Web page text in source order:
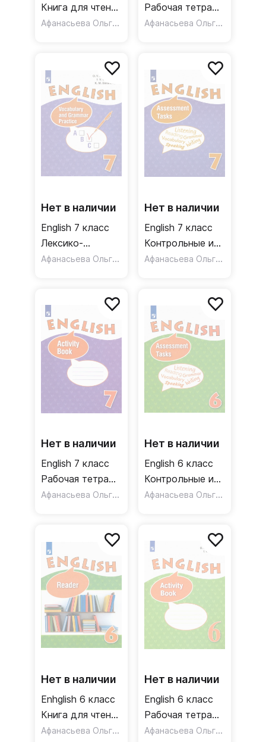
Книга для чтения
Углубленное
Афанасьева Ольга Васильевна
Рабочая тетрадь
Углубленный
Афанасьева Ольга Васильевна
Нет в наличии
English 7 класс
Лексико-
грамматический
изучение. ФГОС
Афанасьева Ольга Васильевна
Нет в наличии
English 7 класс
Контрольные и
проверочные
Афанасьева Ольга Васильевна
Нет в наличии
English 7 класс
Рабочая тетрадь
Углубленный
Афанасьева Ольга Васильевна
Нет в наличии
English 6 класс
Контрольные и
проверочные
Афанасьева Ольга Васильевна
Нет в наличии
Enhglish 6 класс
Книга для чтения
Углубленный
Афанасьева Ольга Васильевна
Нет в наличии
English 6 класс
Рабочая тетрадь
Углубленный
Афанасьева Ольга Васильевна